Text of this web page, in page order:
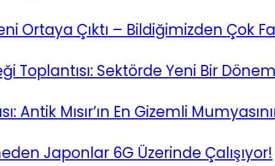
Çıktı – Bildiğimizden Çok Farklı!
Sektörde Yeni Bir Dönem!
Mısır’ın En Gizemli Mumyasının
Japonlar 6G Üzerinde Çalışıyor!